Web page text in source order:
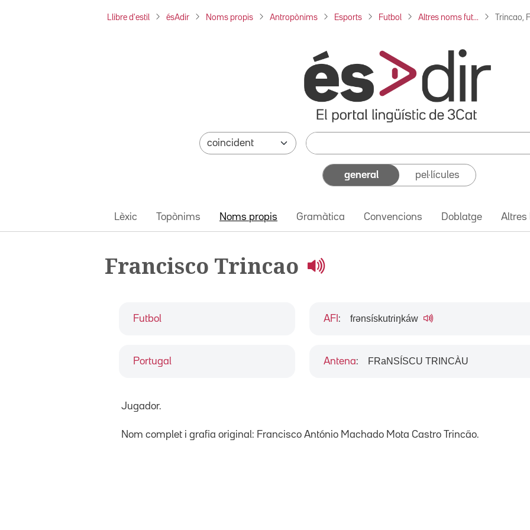
Llibre d'estil ésAdir Noms propis Antropònims Esports Futbol Altres noms fut... Trincao,
general pel·lícules
Lèxic Topònims Noms propis Gramàtica Convencions Doblatge Altres
Francisco Trincao
Futbol
Portugal
AFI : fɾənsískutɾiŋkáw
Antena: FRaNSÍSCU TRINCÀU
Jugador.
Nom complet i grafia original: Francisco António Machado Mota Castro Trincão.